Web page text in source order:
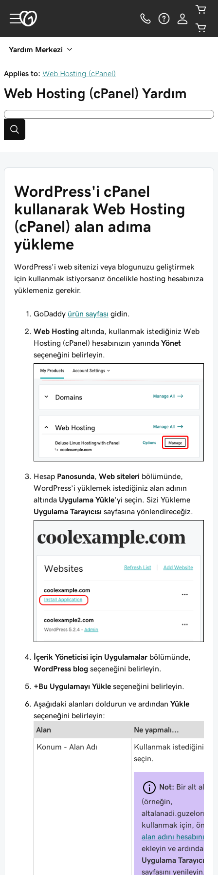
Yardım Merkezi
Applies to: Web Hosting (cPanel)
Web Hosting (cPanel) Yardım
WordPress'i cPanel
kullanarak Web Hosting
(cPanel) alan adıma
yükleme
WordPress'i web sitenizi veya blogunuzu geliştirmek
için kullanmak istiyorsanız öncelikle hosting hesabınıza
yüklemeniz gerekir.
GoDaddy ürün sayfası gidin.
Web Hosting altında, kullanmak istediğiniz Web
Hosting (cPanel) hesabınızın yanında Yönet
seçeneğini belirleyin.
Hesap Panosunda Web siteleri bölümünde,
WordPress’i yüklemek istediğiniz alan adının
altında Uygulama Yükle’yi seçin. Sizi Yükleme
Uygulama Tarayıcısı sayfasına yönlendireceğiz.
İçerik Yöneticisi için Uygulamalar bölümünde,
WordPress blog seçeneğini belirleyin.
+Bu Uygulamayı Yükle seçeneğini belirleyin.
Aşağıdaki alanları doldurun ve ardından Yükle
seçeneğini belirleyin:
Alan
Ne yapmalı...
Konum - Alan Adı
Kullanmak istediğiniz
seçin.
Not: Bir alt alan
(örneğin,
altalanadi
kullanmak için, önce
alan adını hesabınıza
ekleyin ve ardından
Uygulama Tarayıcısı
sayfasını yenileyin.